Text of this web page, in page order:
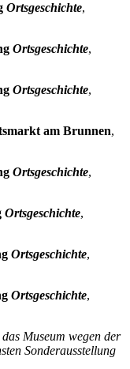
Ortsgeschichte,
Ortsgeschichte,
Ortsgeschichte,
am Brunnen,
Ortsgeschichte,
Ortsgeschichte,
Ortsgeschichte,
Ortsgeschichte,
das Museum wegen der
Sonderausstellung